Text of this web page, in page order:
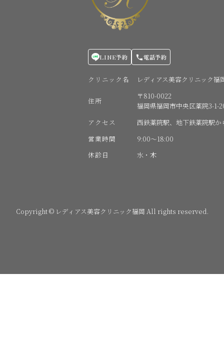
LINE予約 電話予約
クリニック名 レディアス美容クリニック福
住所
〒810-0022
福岡県福岡市中央区薬院3-1-
アクセス
西鉄薬院駅、地下鉄薬院駅か
営業時間
9:00〜18:00
休診日
水・木
Copyright © レディアス美容クリニック福岡 All rights reserved.